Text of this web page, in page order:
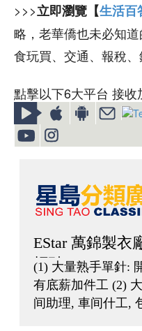
>>>立即瀏覽【生活百
略，老華僑也未必知道
食玩買、交通、報稅、
點擊以下6大平台 接